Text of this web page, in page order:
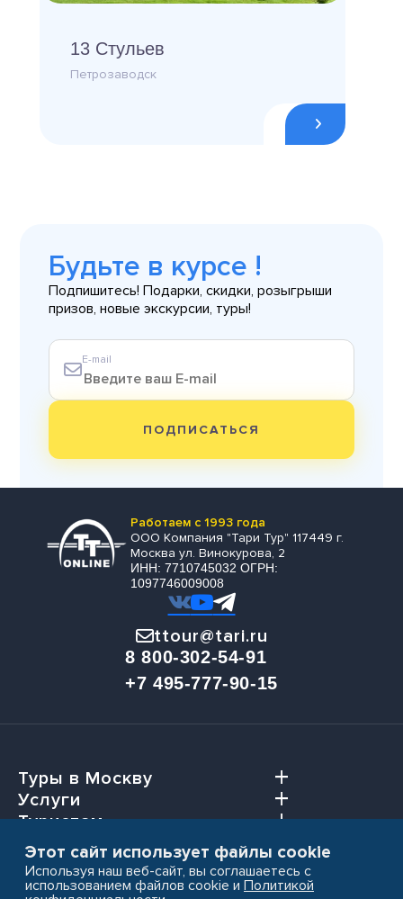
13 Стульев
Петрозаводск
Будьте в курсе !
Подпишитесь! Подарки, скидки, розыгрыши
призов, новые экскурсии, туры!
E-mail
ПОДПИСАТЬСЯ
Работаем с 1993 года
ООО Компания "Тари Тур" 117449 г.
Москва ул. Винокурова, 2
ИНН: 7710745032 ОГРН:
1097746009008
ttour@tari.ru
8 800-302-54-91
+7 495-777-90-15
Туры в Москву
Услуги
Туристам
Агентствам
Этот сайт использует файлы cookie
Используя наш веб-сайт, вы соглашаетесь с
использованием файлов cookie и Политикой